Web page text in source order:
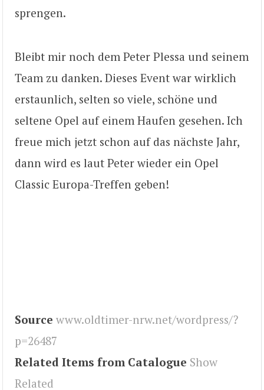
sprengen.
Bleibt mir noch dem Peter Plessa und seinem
Team zu danken. Dieses Event war wirklich
erstaunlich, selten so viele, schöne und
seltene Opel auf einem Haufen gesehen. Ich
freue mich jetzt schon auf das nächste Jahr,
dann wird es laut Peter wieder ein Opel
Classic Europa-Treffen geben!
Source www.oldtimer-nrw.net/wordpress/?
p=26487
Related Items from Catalogue Show
Related